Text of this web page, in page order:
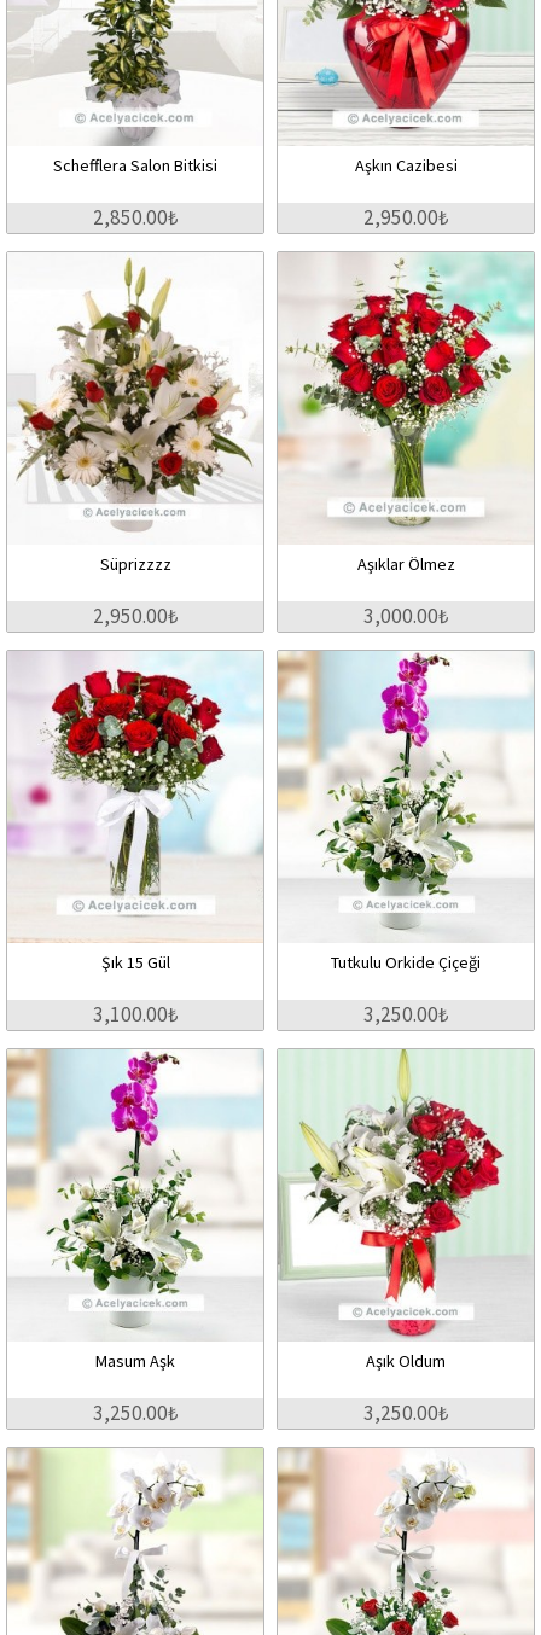
Schefflera Salon Bitkisi
2,850.00₺
Aşkın Cazibesi
2,950.00₺
Süprizzzz
2,950.00₺
Aşıklar Ölmez
3,000.00₺
Şık 15 Gül
3,100.00₺
Tutkulu Orkide Çiçeği
3,250.00₺
Masum Aşk
3,250.00₺
Aşık Oldum
3,250.00₺